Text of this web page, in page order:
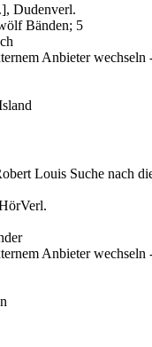
Dudenverl.
Bänden; 5
Anbieter wechseln
Louis Suche nach
Anbieter wechseln